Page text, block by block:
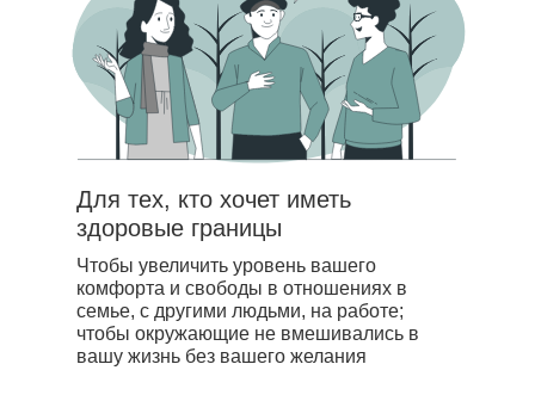
Для тех, кто хочет иметь
здоровые границы
Чтобы увеличить уровень вашего
комфорта и свободы в отношениях в
семье, с другими людьми, на работе;
чтобы окружающие не вмешивались в
вашу жизнь без вашего желания